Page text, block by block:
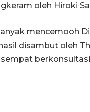
oleh Hiroki
mencemooh
disambut oleh